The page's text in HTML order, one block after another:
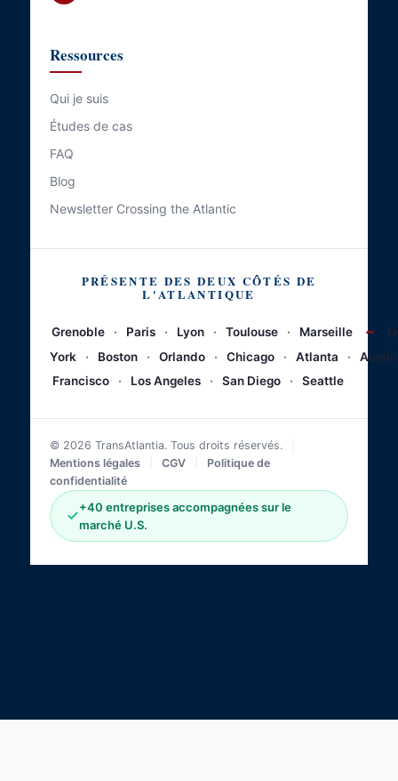
Ressources
Qui je suis
Études de cas
FAQ
Blog
Newsletter Crossing the Atlantic
PRÉSENTE DES DEUX CÔTÉS DE
L'ATLANTIQUE
Grenoble · Paris · Lyon · Toulouse · Marseille ~
York
· Boston · Orlando · Chicago · Atlanta ·
Austin
Francisco
· Los Angeles · San Diego · Seattle
© 2026 TransAtlantia. Tous droits réservés.
Mentions légales
CGV
Politique de
confidentialité
+40 entreprises accompagnées sur le
marché U.S.